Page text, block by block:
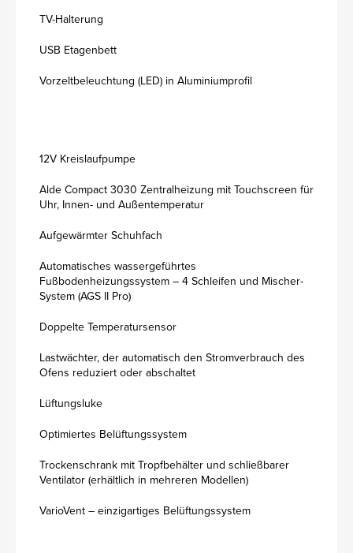
TV-Halterung
USB Etagenbett
Vorzeltbeleuchtung (LED) in Aluminiumprofil
12V Kreislaufpumpe
Alde Compact 3030 Zentralheizung mit Touchscreen für
Uhr, Innen- und Außentemperatur
Aufgewärmter Schuhfach
Automatisches wassergeführtes
Fußbodenheizungssystem – 4 Schleifen und Mischer-
System (AGS II Pro)
Doppelte Temperatursensor
Lastwächter, der automatisch den Stromverbrauch des
Ofens reduziert oder abschaltet
Lüftungsluke
Optimiertes Belüftungssystem
Trockenschrank mit Tropfbehälter und schließbarer
Ventilator (erhältlich in mehreren Modellen)
VarioVent – einzigartiges Belüftungssystem